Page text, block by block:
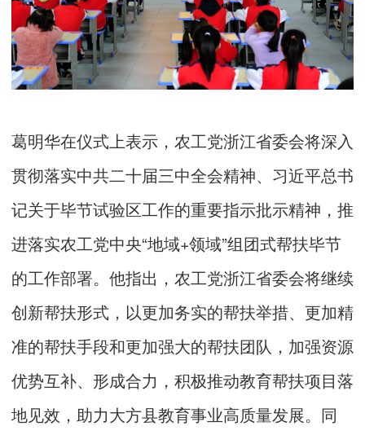
葛明华在仪式上表示，农工党浙江省委会将深入
贯彻落实中共二十届三中全会精神、习近平总书
记关于毕节试验区工作的重要指示批示精神，推
进落实农工党中央“地域+领域”组团式帮扶毕节
的工作部署。他指出，农工党浙江省委会将继续
创新帮扶形式，以更加务实的帮扶举措、更加精
准的帮扶手段和更加强大的帮扶团队，加强资源
优势互补、形成合力，积极推动教育帮扶项目落
地见效，助力大方县教育事业高质量发展。同